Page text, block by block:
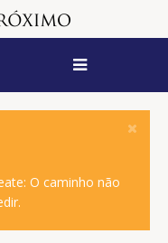
O caminho não